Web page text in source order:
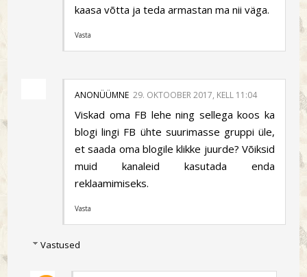
kaasa võtta ja teda armastan ma nii väga.
Vasta
ANONÜÜMNE 29. OKTOOBER 2017, KELL 11:04
Viskad oma FB lehe ning sellega koos ka
blogi lingi FB ühte suurimasse gruppi üle,
et saada oma blogile klikke juurde? Võiksid
muid kanaleid kasutada enda
reklaamimiseks.
Vasta
Vastused